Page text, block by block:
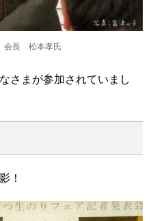
会長 松本孝氏
さまが参加されていまし
！